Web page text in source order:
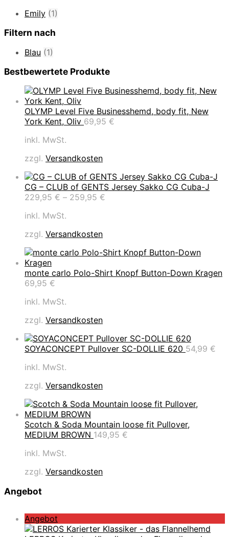
Emily (1)
Filtern nach
Blau (1)
Bestbewertete Produkte
OLYMP Level Five Businesshemd, body fit, New
York Kent, Oliv 69,95 €
inkl. MwSt.
zzgl. Versandkosten
CG – CLUB of GENTS Jersey Sakko CG Cuba-J
229,95 € – 259,95 €
inkl. MwSt.
zzgl. Versandkosten
monte carlo Polo-Shirt Knopf Button-Down Kragen
69,95 €
inkl. MwSt.
zzgl. Versandkosten
SOYACONCEPT Pullover SC-DOLLIE 620 54,99 €
inkl. MwSt.
zzgl. Versandkosten
Scotch & Soda Mountain loose fit Pullover,
MEDIUM BROWN 149,95 €
inkl. MwSt.
zzgl. Versandkosten
Angebot
Angebot
r